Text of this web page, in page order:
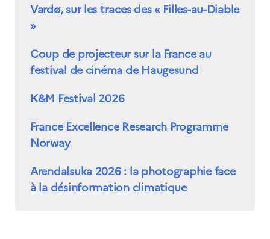
Vardø, sur les traces des « Filles-au-Diable
»
Coup de projecteur sur la France au
festival de cinéma de Haugesund
K&M Festival 2026
France Excellence Research Programme
Norway
Arendalsuka 2026 : la photographie face
à la désinformation climatique